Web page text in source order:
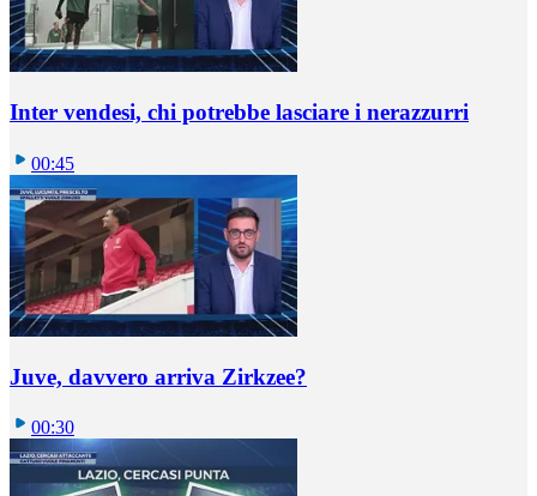
Inter vendesi, chi potrebbe lasciare i nerazzurri
00:45
Juve, davvero arriva Zirkzee?
00:30